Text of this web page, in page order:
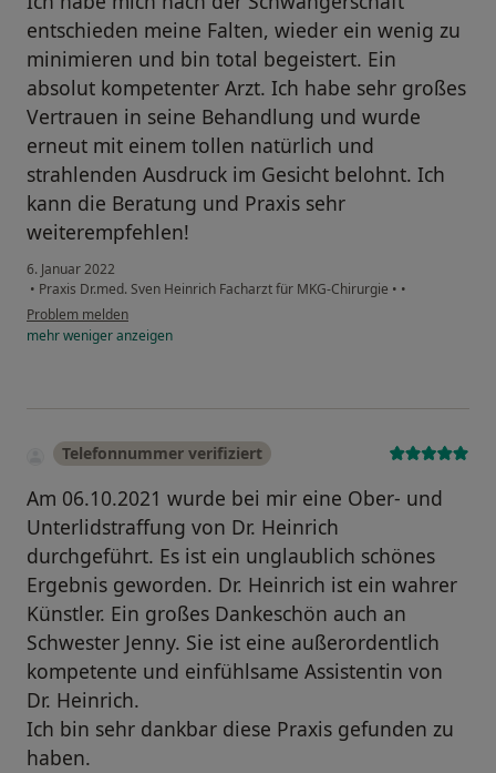
entschieden meine Falten, wieder ein wenig zu
minimieren und bin total begeistert. Ein
absolut kompetenter Arzt. Ich habe sehr großes
Vertrauen in seine Behandlung und wurde
erneut mit einem tollen natürlich und
strahlenden Ausdruck im Gesicht belohnt. Ich
kann die Beratung und Praxis sehr
weiterempfehlen!
6. Januar 2022
• Praxis Dr.med. Sven Heinrich Facharzt für MKG-Chirurgie • •
Problem melden
mehrwenigeranzeigen
Telefonnummer verifiziert
Am 06.10.2021 wurde bei mir eine Ober- und
Unterlidstraffung von Dr. Heinrich
durchgeführt. Es ist ein unglaublich schönes
Ergebnis geworden. Dr. Heinrich ist ein wahrer
Künstler. Ein großes Dankeschön auch an
Schwester Jenny. Sie ist eine außerordentlich
kompetente und einfühlsame Assistentin von
Dr. Heinrich.
Ich bin sehr dankbar diese Praxis gefunden zu
haben.